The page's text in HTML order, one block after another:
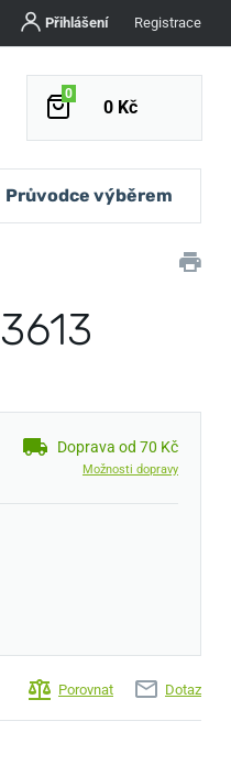
Přihlášení Registrace
0
0 Kč
Průvodce výběrem
Doprava od 70 Kč
Možnosti dopravy
Porovnat Dotaz